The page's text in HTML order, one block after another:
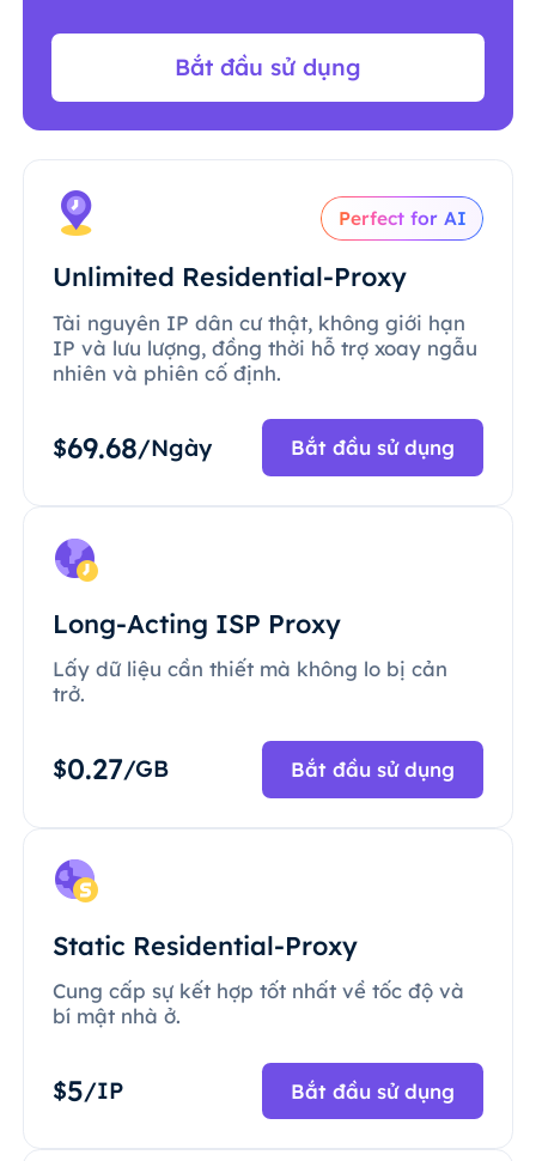
Bắt đầu sử dụng
Perfect for AI
Unlimited Residential-Proxy
Tài nguyên IP dân cư thật, không giới hạn
IP và lưu lượng, đồng thời hỗ trợ xoay ngẫu
nhiên và phiên cố định.
$69.68/Ngày Bắt đầu sử dụng
Long-Acting ISP Proxy
Lấy dữ liệu cần thiết mà không lo bị cản
trở.
$0.27/GB Bắt đầu sử dụng
Static Residential-Proxy
Cung cấp sự kết hợp tốt nhất về tốc độ và
bí mật nhà ở.
$5/IP Bắt đầu sử dụng